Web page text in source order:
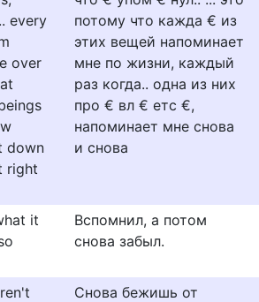
every
over
down
right
потому что кажда € из
этих вещей напоминает
мне по жизни, каждый
раз когда.. одна из них
про € вл € етс €,
напоминает мне снова
и снова
it
Вспомнил, а потом
снова забыл.
Снова бежишь от